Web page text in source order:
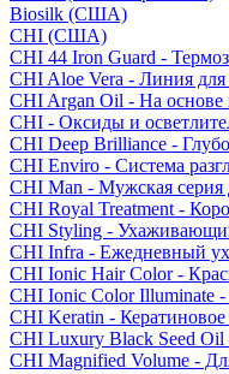
Biosilk (США)
CHI (США)
CHI 44 Iron Guard -
CHI Aloe Vera - Линия для
CHI Argan Oil - На
CHI - Оксиды и
CHI Deep Brilliance -
CHI Enviro - Система
CHI Man - Мужская серия
CHI Royal Treatment -
CHI Styling -
CHI Infra - Ежедневный
CHI Ionic Hair Color -
CHI Ionic Color Illuminate -
CHI Keratin - Кератиновое
CHI Luxury Black Seed
CHI Magnified Volume -